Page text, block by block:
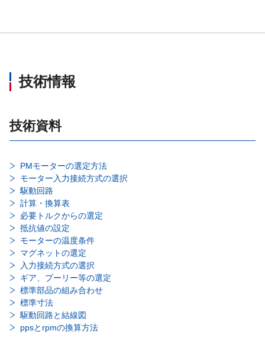
技術情報
技術資料
PMモーターの選定方法
モーター入力接続方式の選択
駆動回路
計算・換算表
必要トルクからの選定
抵抗値の設定
モーターの温度条件
マグネットの選定
入力接続方式の選択
ギア、プーリー等の選定
標準部品の組み合わせ
標準寸法
駆動回路と結線図
ppsとrpmの換算方法